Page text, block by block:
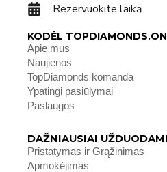
Rezervuokite laiką
KODĖL
Apie mus
Naujienos
TopDiamonds komanda
Ypatingi pasiūlymai
Paslaugos
DAŽNIAUSIAI
Pristatymas ir Grąžinimas
Apmokėjimas